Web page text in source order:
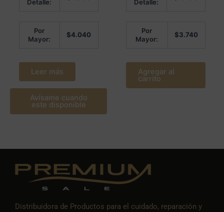
Detalle:
Por
Mayor:
$4.040
Leer más
Avísame cuando
este disponible
Detalle:
Por
Mayor:
$3.740
Agregar al
carrito
Distribuidora de Productos para el cuidado, reparación y